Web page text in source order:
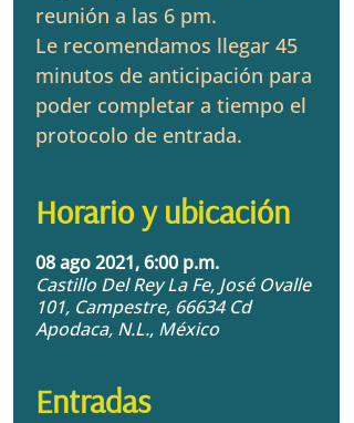
reunión a las 6 pm.
Le recomendamos llegar 45
minutos de anticipación para
poder completar a tiempo el
protocolo de entrada.
Horario y ubicación
08 ago 2021, 6:00 p.m.
Castillo Del Rey La Fe, José Ovalle
101, Campestre, 66634 Cd
Apodaca, N.L., México
Entradas